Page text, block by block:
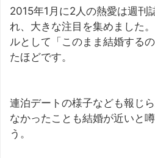
2015年1月に2人の熱愛は週刊
れ、大きな注目を集めました
ルとして「このまま結婚する
たほどです。
連泊デートの様子なども報じ
なかったことも結婚が近いと
う。